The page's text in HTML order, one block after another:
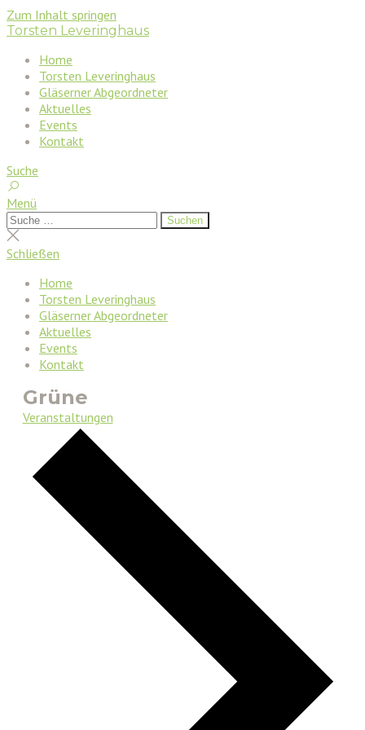
Zum Inhalt springen
Torsten Leveringhaus
Home
Torsten Leveringhaus
Gläserner Abgeordneter
Aktuelles
Events
Kontakt
Suche
Menü
Suchen
nach:
Suchen
Suche
schließen
Schließen
Home
Torsten Leveringhaus
Gläserner Abgeordneter
Aktuelles
Events
Kontakt
Grüne
Veranstaltungen